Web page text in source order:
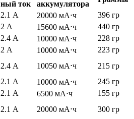
ный ток
аккумулятора
2.1 А 20000 мА⋅ч
396 гр
2 А 15600 мА⋅ч
440 гр
2.4 А 10000 мА⋅ч
228 гр
2 А 10000 мА⋅ч
223 гр
2.4 А 10050 мА⋅ч
215 гр
2.1 А 10000 мА⋅ч
245 гр
2.1 А 6500 мА⋅ч
155 гр
2.1 А 20000 мА⋅ч 300 гр